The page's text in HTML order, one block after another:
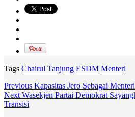
Tags Chairul Tanjung ESDM Menteri
Previous Kapasitas Jero Sebagai
Next Wasekjen Partai Demokrat
Transisi